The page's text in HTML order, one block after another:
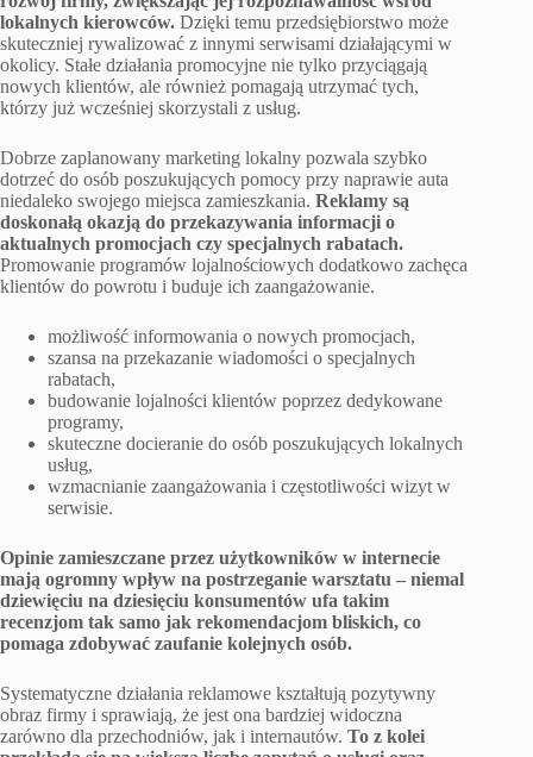
lokalnych kierowców. Dzięki temu przedsiębiorstwo może
skuteczniej rywalizować z innymi serwisami działającymi w
okolicy. Stałe działania promocyjne nie tylko przyciągają
nowych klientów, ale również pomagają utrzymać tych,
którzy już wcześniej skorzystali z usług.
Dobrze zaplanowany marketing lokalny pozwala szybko
dotrzeć do osób poszukujących pomocy przy naprawie auta
niedaleko swojego miejsca zamieszkania. Reklamy są
doskonałą okazją do przekazywania informacji o
aktualnych promocjach czy specjalnych rabatach.
Promowanie programów lojalnościowych dodatkowo zachęca
klientów do powrotu i buduje ich zaangażowanie.
możliwość informowania o nowych promocjach,
szansa na przekazanie wiadomości o specjalnych
rabatach,
budowanie lojalności klientów poprzez dedykowane
programy,
skuteczne docieranie do osób poszukujących lokalnych
usług,
wzmacnianie zaangażowania i częstotliwości wizyt w
serwisie.
Opinie zamieszczane przez użytkowników w internecie
mają ogromny wpływ na postrzeganie warsztatu – niemal
dziewięciu na dziesięciu konsumentów ufa takim
recenzjom tak samo jak rekomendacjom bliskich, co
pomaga zdobywać zaufanie kolejnych osób.
Systematyczne działania reklamowe kształtują pozytywny
obraz firmy i sprawiają, że jest ona bardziej widoczna
zarówno dla przechodniów, jak i internautów. To z kolei